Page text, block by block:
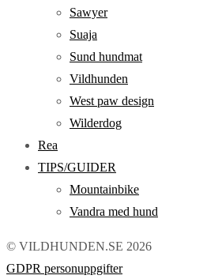
Sawyer
Suaja
Sund hundmat
Vildhunden
West paw design
Wilderdog
Rea
TIPS/GUIDER
Mountainbike
Vandra med hund
© VILDHUNDEN.SE 2026
GDPR personuppgifter